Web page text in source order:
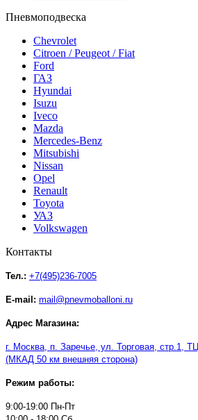
Пневмоподвеска
Chevrolet
Citroen / Peugeot / Fiat
Ford
ГАЗ
Hyundai
Isuzu
Iveco
Mazda
Mercedes-Benz
Mitsubishi
Nissan
Opel
Renault
Toyota
УАЗ
Volkswagen
Контакты
Тел.: +7(495)236-7005
E-mail: mail@pnevmoballoni.ru
Адрес Магазина:
г. Москва, п. Заречье, ул. Торговая, стр.1, ТЦ
(МКАД 50 км внешняя сторона)
Режим работы:
9:00-19:00 Пн-Пт